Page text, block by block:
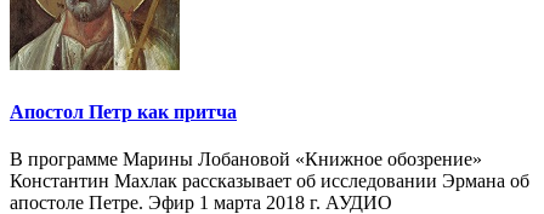
Апостол Петр как притча
В программе Марины Лобановой «Книжное обозрение»
Константин Махлак рассказывает об исследовании Эрмана об
апостоле Петре. Эфир 1 марта 2018 г. АУДИО